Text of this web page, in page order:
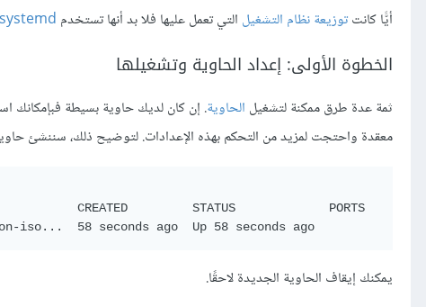
أيًّا كانتتوزيعة نظام التشغيل التي تعمل عليها فلا بد أنها تستخدم systemd
الخطوة الأولى: إعداد الحاوية وتشغيلها
ثمة عدة طرق ممكنة لتشغيل الحاوية. إن كان لديك حاوية بسيطة فبإمكانك
معقدة واحتجت لمزيد من التحكم بهذه الإعدادات. لتوضيح ذلك، سننشئ
CREATED         STATUS             PORTS
يمكنك إيقاف الحاوية الجديدة لاحقًا.